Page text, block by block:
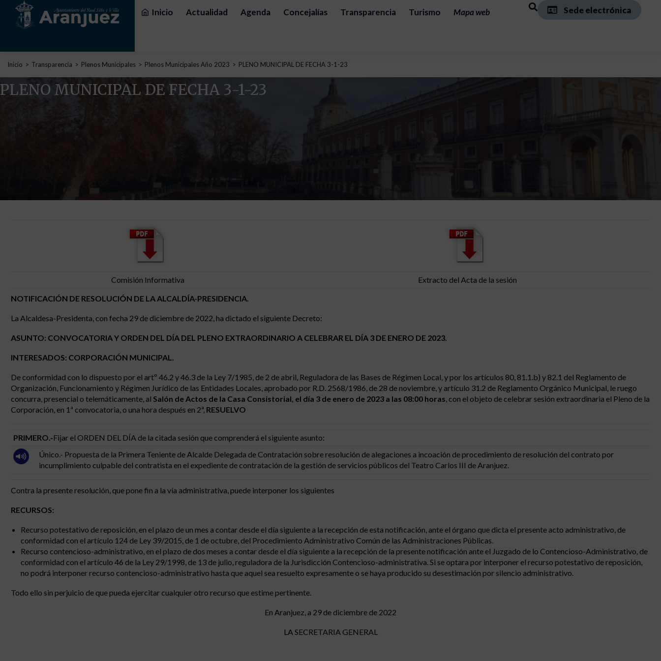
Inicio Actualidad Agenda Concejalías Transparencia Turismo Mapa web Sede electrónica
Estás aquí:
Inicio Transparencia Plenos Municipales Plenos Municipales Año 2023 PLENO MUNICIPAL DE FECHA 3-1-23
PLENO MUNICIPAL DE FECHA 3-1-23
Comisión Informativa
Extracto del Acta de la sesión
NOTIFICACIÓN DE RESOLUCIÓN DE LA ALCALDÍA-PRESIDENCIA.
La Alcaldesa-Presidenta, con fecha 29 de diciembre de 2022, ha dictado el siguiente Decreto:
ASUNTO: CONVOCATORIA Y ORDEN DEL DÍA DEL PLENO EXTRAORDINARIO A CELEBRAR EL DÍA 3 DE ENERO DE 2023.
INTERESADOS: CORPORACIÓN MUNICIPAL.
De conformidad con lo dispuesto por el artº 46.2 y 46.3 de la Ley 7/1985, de 2 de abril, Reguladora de las Bases de Régimen Local, y por los artículos 80, 81.1.b) y 82.1 del Reglamento de
Organización, Funcionamiento y Régimen Jurídico de las Entidades Locales, aprobado por R.D. 2568/1986, de 28 de noviembre, y artículo 31.2 de Reglamento Orgánico Municipal, le ruego
concurra, presencial o telemáticamente, al Salón de Actos de la Casa Consistorial, el día 3 de enero de 2023 a las 08:00 horas, con el objeto de celebrar sesión extraordinaria el Pleno de la
Corporación, en 1ª convocatoria, o una hora después en 2ª, RESUELVO
PRIMERO.-Fijar el ORDEN DEL DÍA de la citada sesión que comprenderá el siguiente asunto:
Único.- Propuesta de la Primera Teniente de Alcalde Delegada de Contratación sobre resolución de alegaciones a incoación de procedimiento de resolución del contrato por
incumplimiento culpable del contratista en el expediente de contratación de la gestión de servicios públicos del Teatro Carlos III de Aranjuez.
Contra la presente resolución, que pone fin a la vía administrativa, puede interponer los siguientes
RECURSOS:
Recurso potestativo de reposición, en el plazo de un mes a contar desde el día siguiente a la recepción de esta notificación, ante el órgano que dicta el presente acto administrativo, de
conformidad con el artículo 124 de Ley 39/2015, de 1 de octubre, del Procedimiento Administrativo Común de las Administraciones Públicas.
Recurso contencioso-administrativo, en el plazo de dos meses a contar desde el día siguiente a la recepción de la presente notificación ante el Juzgado de lo Contencioso-Administrativo, de
conformidad con el artículo 46 de la Ley 29/1998, de 13 de julio, reguladora de la Jurisdicción Contencioso-administrativa. Si se optara por interponer el recurso potestativo de reposición,
no podrá interponer recurso contencioso-administrativo hasta que aquel sea resuelto expresamente o se haya producido su desestimación por silencio administrativo.
Todo ello sin perjuicio de que pueda ejercitar cualquier otro recurso que estime pertinente.
En Aranjuez, a 29 de diciembre de 2022
LA SECRETARIA GENERAL